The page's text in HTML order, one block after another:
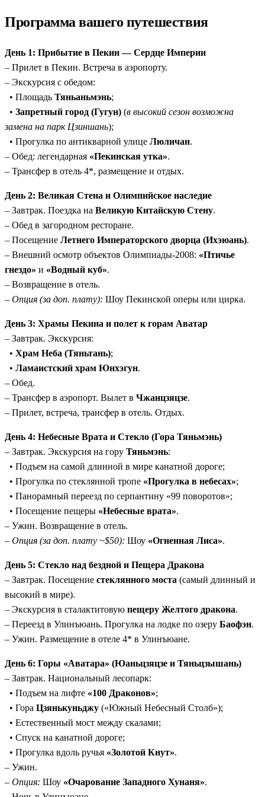
Редкий маршрут:комбинация гор, пещер, рек и
турах;
Древняя романтика: Ночевка в тысячелетнем городе
Фэнхуан на берегу реки Туо.
Глубина вместо спешки:
возможностью погружения в каждый регион;
Удобство и комфорт:
скоростных поездах и самолётах;
Включено:Входные билеты в дорогостоящие
национальные парки, канатные дороги, лифты и
Программа вашего путешествия
День 1: Прибытие в Пекин — Сердце Империи
– Прилет в Пекин. Встреча в аэропорту.
– Экскурсия с обедом:
• Площадь Тяньаньмэнь;
• Запретный город (Гугун) (в высокий сезон возможна
замена на парк Цзиншань);
• Прогулка по антикварной улице Люличан.
– Обед: легендарная «Пекинская утка».
– Трансфер в отель 4*, размещение и отдых.
День 2: Великая Стена и Олимпийское наследие
– Завтрак. Поездка на Великую Китайскую Стену.
– Обед в загородном ресторане.
– Посещение Летнего Императорского дворца (Ихэюань).
– Внешний осмотр объектов Олимпиады-2008: «Птичье
гнездо» и «Водный куб».
– Возвращение в отель.
– Опция (за доп. плату): Шоу Пекинской оперы или цирка.
День 3: Храмы Пекина и полет к горам Аватар
– Завтрак. Экскурсия:
• Храм Неба (Тяньтань);
• Ламаистский храм Юнхэгун.
– Обед.
– Трансфер в аэропорт. Вылет в Чжанцзяцзе.
– Прилет, встреча, трансфер в отель. Отдых.
День 4: Небесные Врата и Стекло (Гора Тяньмэнь)
– Завтрак. Экскурсия на гору Тяньмэнь:
• Подъем на самой длинной в мире канатной дороге;
• Прогулка по стеклянной тропе «Прогулка в небесах»;
• Панорамный переезд по серпантину «99 поворотов»;
• Посещение пещеры «Небесные врата».
– Ужин. Возвращение в отель.
– Опция (за доп. плату ~$50): Шоу «Огненная Лиса».
День 5: Стекло над бездной и Пещера Дракона
– Завтрак. Посещение стеклянного моста (самый длинный и
высокий в мире).
– Экскурсия в сталактитовую пещеру Желтого дракона.
– Переезд в Улинъюань. Прогулка на лодке по озеру Баофэн.
– Ужин. Размещение в отеле 4* в Улинъюане.
День 6: Горы «Аватара» (Юаньцзяцзе и Тяньцзышань)
– Завтрак. Национальный лесопарк:
• Подъем на лифте «100 Драконов»;
• Гора Цзянькуньджу («Южный Небесный Столб»);
• Естественный мост между скалами;
• Спуск на канатной дороге;
• Прогулка вдоль ручья «Золотой Кнут».
– Ужин.
– Опция: Шоу «Очарование Западного Хунаня».